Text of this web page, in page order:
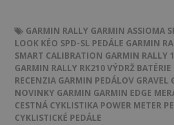
GARMIN RALLY GARMIN ASSIOMA
LOOK KÉO SPD-SL PEDÁLE GARMIN
SMART CALIBRATION GARMIN RALLY
GARMIN RALLY RK210VÝDRŽ BATÉRIE
RECENZIA GARMIN PEDÁLOV GRAVEL
NOVINKY GARMIN GARMIN EDGE
CESTNÁ CYKLISTIKA POWER METER
CYKLISTICKÉ PEDÁLE